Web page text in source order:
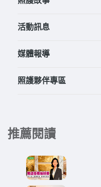
活動訊息
媒體報導
照護夥伴專區
推薦閱讀